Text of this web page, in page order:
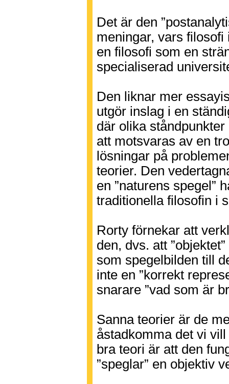
Det är den
meningar, vars
en filosofi som en
specialiserad
Den liknar mer
utgör inslag i en
där olika
att motsvaras av en
lösningar på
teorier. Den
en ”naturens spegel”
traditionella filosofin i
Rorty förnekar att
den, dvs. att
som spegelbilden till
inte en ”korrekt
snarare ”vad som är
Sanna teorier är de
åstadkomma det vi
bra teori är att den
”speglar” en objektiv